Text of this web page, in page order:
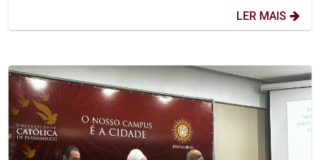
LER MAIS